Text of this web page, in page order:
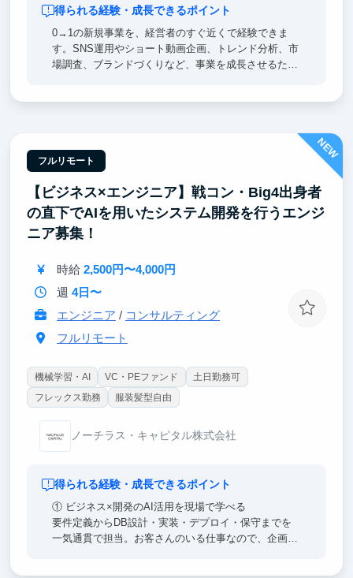
得られる経験・成長できるポイント
0→1の新規事業を、経営者のすぐ近くで経験できま
す。SNS運用やショート動画企画、トレンド分析、市
場調査、ブランドづくりなど、事業を成長させるため
NEW
フルリモート
【ビジネス×エンジニア】戦コン・Big4出身者
の直下でAIを用いたシステム開発を行うエンジ
ニア募集！
時給 2,500円〜4,000円
週 4日〜
エンジニア / コンサルティング
フルリモート
機械学習・AI VC・PEファンド
土日勤務可
フレックス勤務
服装髪型自由
ノーチラス・キャピタル株式会社
得られる経験・成長できるポイント
① ビジネス×開発のAI活用を現場で学べる
要件定義からDB設計・実装・デプロイ・保守までを
一気通貫で担当。お客さんのいる仕事なので、企画・